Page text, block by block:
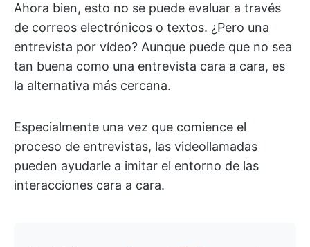
Ahora bien, esto no se puede evaluar a través
de correos electrónicos o textos. ¿Pero una
entrevista por vídeo? Aunque puede que no sea
tan buena como una entrevista cara a cara, es
la alternativa más cercana.
Especialmente una vez que comience el
proceso de entrevistas, las videollamadas
pueden ayudarle a imitar el entorno de las
interacciones cara a cara.